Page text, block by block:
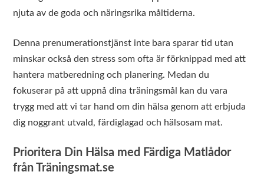
njuta av de goda och näringsrika måltiderna.
Denna prenumerationstjänst inte bara sparar tid utan
minskar också den stress som ofta är förknippad med att
hantera matberedning och planering. Medan du
fokuserar på att uppnå dina träningsmål kan du vara
trygg med att vi tar hand om din hälsa genom att erbjuda
dig noggrant utvald, färdiglagad och hälsosam mat.
Prioritera Din Hälsa med Färdiga Matlådor
från Träningsmat.se